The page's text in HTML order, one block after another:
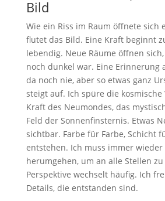
Bild
Wie ein Riss im Raum öffnete sich
flutet das Bild. Eine Kraft beginnt
lebendig. Neue Räume öffnen
noch dunkel war. Eine Erinnerung
da noch nie, aber so etwas ganz
steigt auf. Ich spüre die kosmische
Kraft des Neumondes, das
Feld der Sonnenfinsternis. Etwas
sichtbar. Farbe für Farbe, Schicht
entstehen. Ich muss immer wieder
herumgehen, um an alle Stellen
Perspektive wechselt häufig. Ich
Details, die entstanden sind.